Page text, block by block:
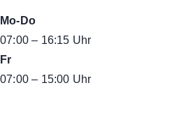
Mo-Do
07:00 – 16:15 Uhr
Fr
07:00 – 15:00 Uhr